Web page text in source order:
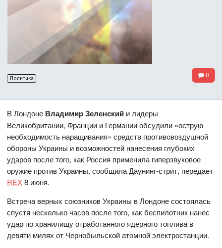
Политика 0
В Лондоне Владимир Зеленский и лидеры
Великобритании, Франции и Германии обсудили «острую
необходимость наращивания» средств противовоздушной
обороны Украины и возможностей нанесения глубоких
ударов после того, как Россия применила гиперзвуковое
оружие против Украины, сообщила Даунинг-стрит, передает
REX8 июня.
Встреча верных союзников Украины в Лондоне состоялась
спустя несколько часов после того, как беспилотник нанес
удар по хранилищу отработанного ядерного топлива в
девяти милях от Чернобыльской атомной электростанции.